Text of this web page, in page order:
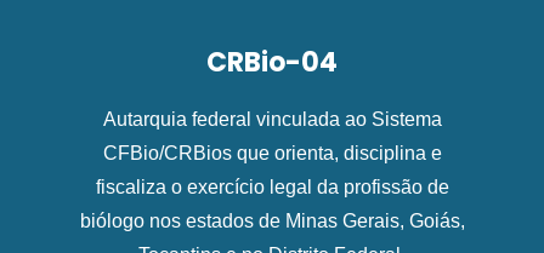
CRBio-04
Autarquia federal vinculada ao Sistema
CFBio/CRBios que orienta, disciplina e
fiscaliza o exercício legal da profissão de
biólogo nos estados de Minas Gerais, Goiás,